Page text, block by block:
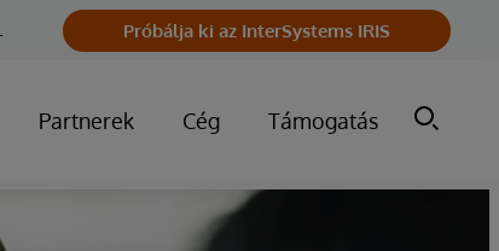
Próbálja ki az InterSystems IRIS
Partnerek Cég Támogatás